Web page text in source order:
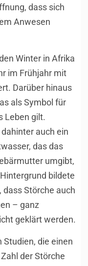
dass sich
Anwesen
Winter in Afrika
im Frühjahr mit
Darüber hinaus
als Symbol für
Leben gilt.
auch ein
das das
umgibt,
bildete
Störche auch
– ganz
geklärt werden.
Studien, die einen
der Störche